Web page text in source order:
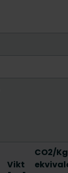
Vikt
CO2/Kg